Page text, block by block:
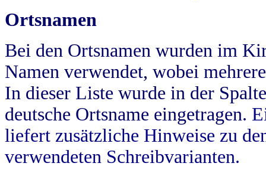
Ortsnamen
Bei den Ortsnamen wurden im
Namen verwendet, wobei
In dieser Liste wurde in der
deutsche Ortsname eingetragen.
liefert zusätzliche Hinweise zu
verwendeten Schreibvarianten.